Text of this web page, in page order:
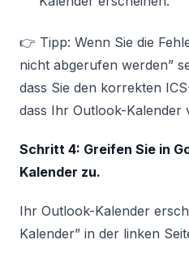
👉 Tipp: Wenn Sie die
nicht abgerufen werden”
dass Sie den korrekten
dass Ihr Outlook-Kalender
Schritt 4: Greifen Sie in
Kalender zu.
Ihr Outlook-Kalender
Kalender” in der linken